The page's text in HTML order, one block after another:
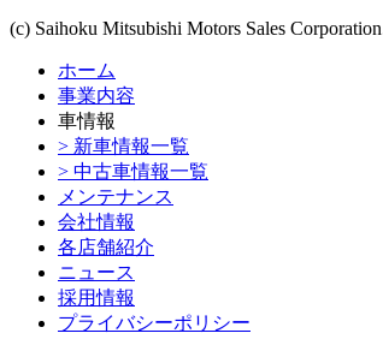
(c) Saihoku Mitsubishi Motors Sales
ホーム
事業内容
車情報
> 新車情報一覧
> 中古車情報一覧
メンテナンス
会社情報
各店舗紹介
ニュース
採用情報
プライバシーポリシー